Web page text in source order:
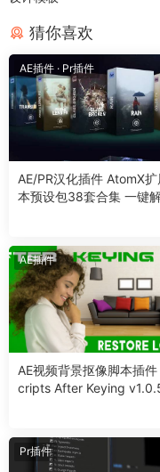
猜你喜欢
AE插件 · Pr插件
AE/PR汉化插件 AtomX扩
本预设包38套合集 一键
AE插件
AE视频背景抠像脚本插
cripts After Keying
Pr插件